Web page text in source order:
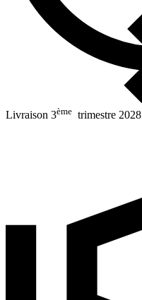
Livraison 3ème trimestre 2028